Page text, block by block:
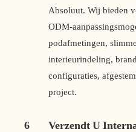
Absoluut. Wij bieden
ODM-
podafmetingen,
interieurindeling,
configuraties,
project.
6 Verzendt U